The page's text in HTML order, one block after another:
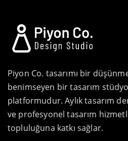
Piyon Co. tasarımı bir
benimseyen bir tasarım
platformudur. Aylık tasarım
ve profesyonel tasarım
topluluğuna katkı sağlar.